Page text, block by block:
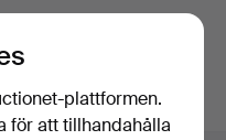
arkiv som
plattformen.
för att tillhandahålla